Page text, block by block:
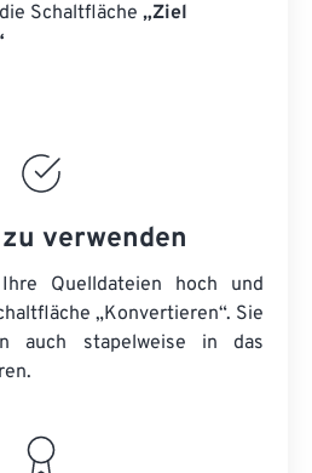
Schaltfläche „Ziel
verwenden
Quelldateien hoch und
„Konvertieren“. Sie
auch stapelweise in das